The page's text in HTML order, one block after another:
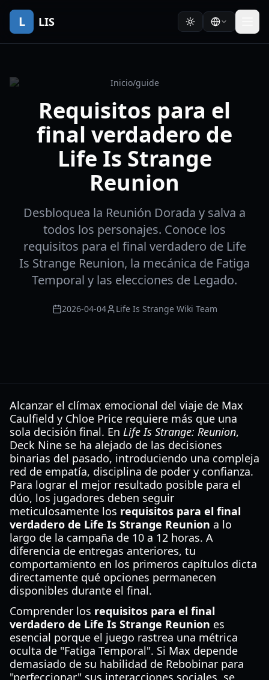
L LIS
Inicio/guide
Requisitos para el
final verdadero de
Life Is Strange
Reunion
Desbloquea la Reunión Dorada y salva a
todos los personajes. Conoce los
requisitos para el final verdadero de Life
Is Strange Reunion, la mecánica de Fatiga
Temporal y las elecciones de Legado.
2026-04-04 Life Is Strange Wiki Team
Alcanzar el clímax emocional del viaje de Max
Caulfield y Chloe Price requiere más que una
sola decisión final. En Life Is Strange: Reunion,
Deck Nine se ha alejado de las decisiones
binarias del pasado, introduciendo una compleja
red de empatía, disciplina de poder y confianza.
Para lograr el mejor resultado posible para el
dúo, los jugadores deben seguir
meticulosamente los requisitos para el final
verdadero de Life Is Strange Reunion a lo
largo de la campaña de 10 a 12 horas. A
diferencia de entregas anteriores, tu
comportamiento en los primeros capítulos dicta
directamente qué opciones permanecen
disponibles durante el final.
Comprender los requisitos para el final
verdadero de Life Is Strange Reunion es
esencial porque el juego rastrea una métrica
oculta de "Fatiga Temporal". Si Max depende
demasiado de su habilidad de Rebobinar para
"perfeccionar" sus interacciones sociales, se